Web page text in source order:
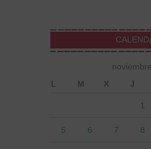
L
M X J
1
5 6 7 8